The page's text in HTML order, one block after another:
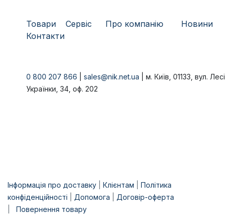
Товари ​Сервіс Про компанію
Новини
Контакти
0 800 207 866 |sales@nik.net.ua | м. Київ, 01133, вул. Лесі
Українки, 34, оф. 202
Інформація про доставку Клієнтам
Політика
конфіденційності
Допомога
Договір-оферта
Повернення товару